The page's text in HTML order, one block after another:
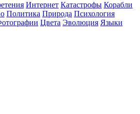
Интернет Катастрофы Корабли
Политика Природа Психология
Цвета Эволюция Языки